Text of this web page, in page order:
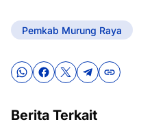
Pemkab Murung Raya
Berita Terkait